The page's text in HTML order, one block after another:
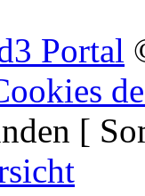
Portal
[